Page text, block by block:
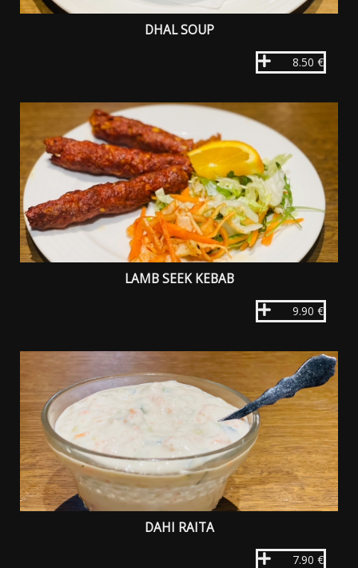
DHAL SOUP
8.50 €
LAMB SEEK KEBAB
9.90 €
DAHI RAITA
7.90 €